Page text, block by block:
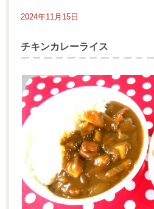
2024年11月15日
チキンカレーライス